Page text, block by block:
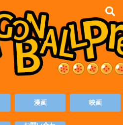
漫画 映画